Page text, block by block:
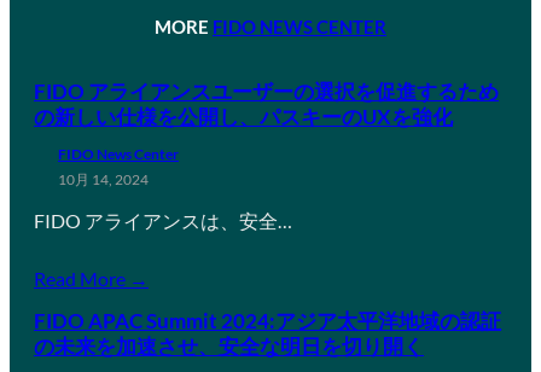
MORE FIDO NEWS CENTER
FIDO アライアンスユーザーの選択を促進するため
の新しい仕様を公開し、パスキーのUXを強化
FIDO News Center
10月 14, 2024
FIDO アライアンスは、安全…
Read More →
FIDO APAC Summit 2024:アジア太平洋地域の認証
の未来を加速させ、安全な明日を切り開く